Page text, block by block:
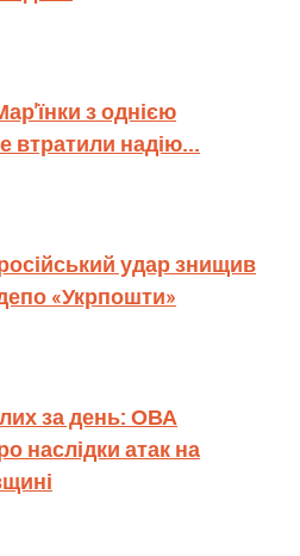
з однією
втратили надію...
удар знищив
«Укрпошти»
за день: ОВА
наслідки атак на